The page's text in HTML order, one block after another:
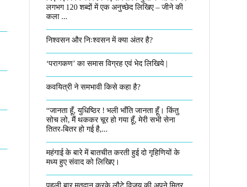
लगभग 120 शब्दों में एक अनुच्छेद लिखिए – जीने की
कला ...
निश्वसन और निःश्वसन में क्या अंतर है?
‘परागकण’ का समास विग्रह एवं भेद लिखिये |
कवयित्री ने समभावी किसे कहा है?
“जानता हूँ, युधिष्ठिर ! भली भाँति जानता हूँ। किंतु
सोच लो, मैं थककर चूर हो गया हूँ, मेरी सभी सेना
तितर-बितर हो गई है,...
महंगाई के बारे में बातचीत करती हुई दो गृहिणियों के
मध्य हुए संवाद को लिखिए।
पहली बार मतदान करके लौटे विजय की अपने मित्र